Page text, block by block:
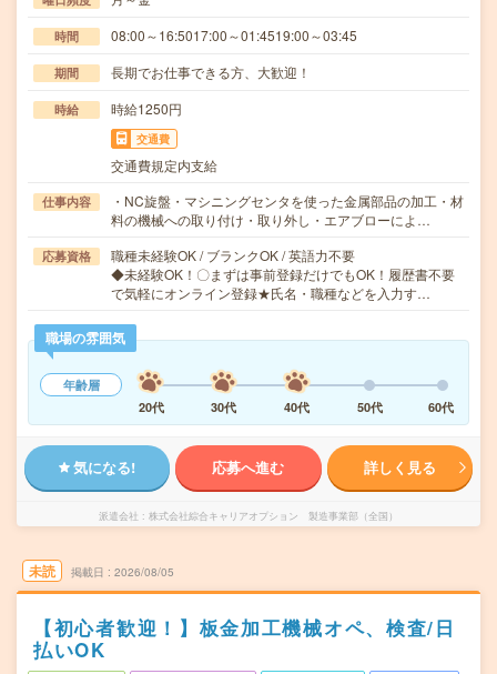
時間 08:00～16:5017:00～01:4519:00～03:45
期間 長期でお仕事できる方、大歓迎！
時給 時給1250円
交通費
交通費規定内支給
仕事内容
・NC旋盤・マシニングセンタを使った金属部品の加工・材
料の機械への取り付け・取り外し・エアブローによ…
応募資格
職種未経験OK / ブランクOK / 英語力不要
◆未経験OK！〇まずは事前登録だけでもOK！履歴書不要
で気軽にオンライン登録★氏名・職種などを入力す…
職場の雰囲気
年齢層
20代
30代 40代 50代 60代
気になる! 応募へ進む 詳しく見る
派遣会社 株式会社綜合キャリアオプション 製造事業部（全国）
未読 掲載日 2026/08/05
【初心者歓迎！】板金加工機械オペ、検査/日
払いOK